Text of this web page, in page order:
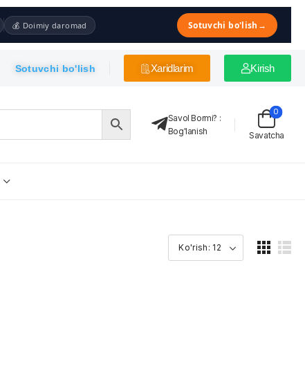
💰 Doimiy daromad Sotuvchi bo'lish →
Sotuvchi bo'lish Xaridlarim Kirish
Savol Bormi? :
Bog'lanish
Savatcha
0